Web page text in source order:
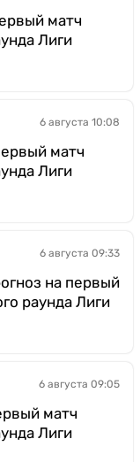
матч
Лиги
6 августа 10:08
матч
Лиги
6 августа 09:33
на первый
раунда Лиги
6 августа 09:05
матч
Лиги